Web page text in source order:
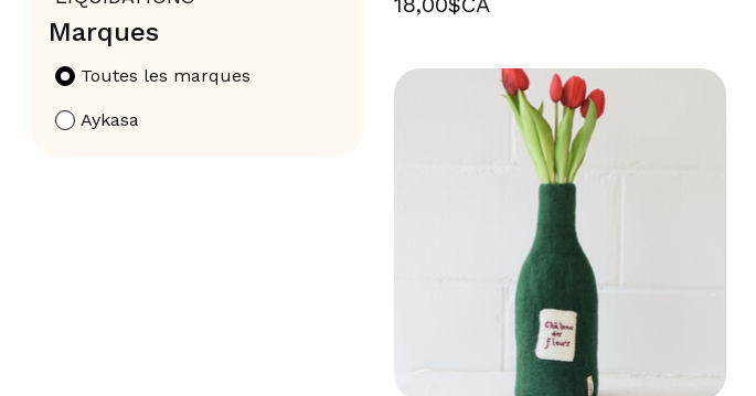
Marques
Toutes les marques
Aykasa